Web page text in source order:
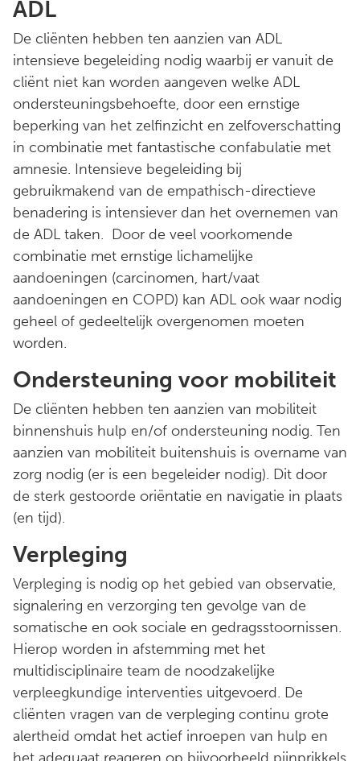
ADL
De cliënten hebben ten aanzien van ADL
intensieve begeleiding nodig waarbij er vanuit de
cliënt niet kan worden aangeven welke ADL
ondersteuningsbehoefte, door een ernstige
beperking van het zelfinzicht en zelfoverschatting
in combinatie met fantastische confabulatie met
amnesie. Intensieve begeleiding bij
gebruikmakend van de empathisch-directieve
benadering is intensiever dan het overnemen van
de ADL taken. Door de veel voorkomende
combinatie met ernstige lichamelijke
aandoeningen (carcinomen, hart/vaat
aandoeningen en COPD) kan ADL ook waar nodig
geheel of gedeeltelijk overgenomen moeten
worden.
Ondersteuning voor mobiliteit
De cliënten hebben ten aanzien van mobiliteit
binnenshuis hulp en/of ondersteuning nodig. Ten
aanzien van mobiliteit buitenshuis is overname van
zorg nodig (er is een begeleider nodig). Dit door
de sterk gestoorde oriëntatie en navigatie in plaats
(en tijd).
Verpleging
Verpleging is nodig op het gebied van observatie,
signalering en verzorging ten gevolge van de
somatische en ook sociale en gedragsstoornissen.
Hierop worden in afstemming met het
multidisciplinaire team de noodzakelijke
verpleegkundige interventies uitgevoerd. De
cliënten vragen van de verpleging continu grote
alertheid omdat het actief inroepen van hulp en